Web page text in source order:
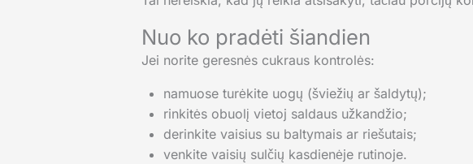
Nuo ko pradėti šiandien
Jei norite geresnės cukraus kontrolės:
namuose turėkite uogų (šviežių ar šaldytų);
rinkitės obuolį vietoj saldaus užkandžio;
derinkite vaisius su baltymais ar riešutais;
venkite vaisių sulčių kasdienėje rutinoje.